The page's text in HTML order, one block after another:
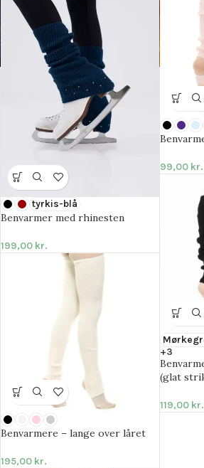
tyrkis-blå
Benvarmer med rhinesten
199,00 kr.
99,00 kr.
+3
(glat
119,00 kr.
Benvarmere – lange over låret
195,00 kr.